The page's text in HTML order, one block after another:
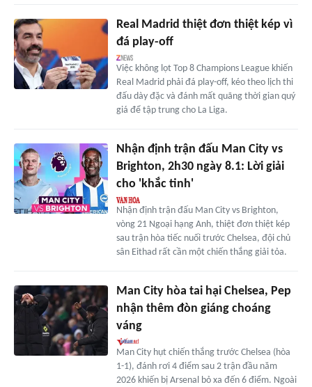
Real Madrid thiệt đơn thiệt kép vì
đá play-off
Việc không lọt Top 8 Champions League khiến
Real Madrid phải đá play-off, kéo theo lịch thi
đấu dày đặc và đánh mất quãng thời gian quý
giá để tập trung cho La Liga.
Nhận định trận đấu Man City vs
Brighton, 2h30 ngày 8.1: Lời giải
cho 'khắc tinh'
Nhận định trận đấu Man City vs Brighton,
vòng 21 Ngoại hạng Anh, thiệt đơn thiệt kép
sau trận hòa tiếc nuối trước Chelsea, đội chủ
sân Eithad rất cần một chiến thắng giải tỏa.
Man City hòa tai hại Chelsea, Pep
nhận thêm đòn giáng choáng
váng
Man City hụt chiến thắng trước Chelsea (hòa
1-1), đánh rơi 4 điểm sau 2 trận đầu năm
2026 khiến bị Arsenal bỏ xa đến 6 điểm. Ngoài